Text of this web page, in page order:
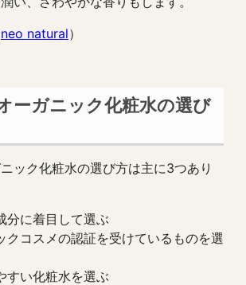
neo natural）
ーガニック化粧水の選び
ック化粧水の選び方は主に3つあり
分に着目して選ぶ
クコスメの認証を受けているものを選
すい化粧水を選ぶ